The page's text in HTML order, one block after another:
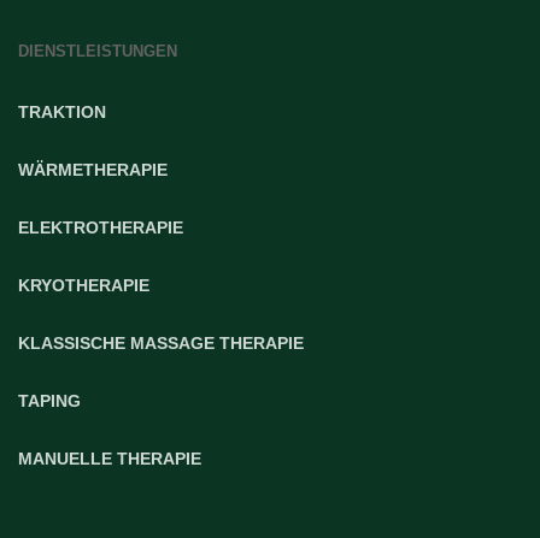
DIENSTLEISTUNGEN
TRAKTION
WÄRMETHERAPIE
ELEKTROTHERAPIE
KRYOTHERAPIE
KLASSISCHE MASSAGE THERAPIE
TAPING
MANUELLE THERAPIE